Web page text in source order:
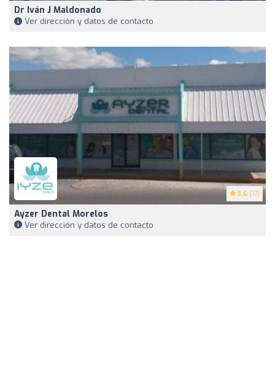
Dr Iván J Maldonado
Ver dirección y datos de contacto
3.6 (17)
Ayzer Dental Morelos
Ver dirección y datos de contacto